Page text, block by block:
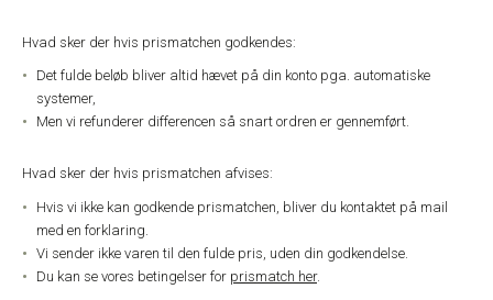
Hvad sker der hvis prismatchen godkendes:
Det fulde beløb bliver altid hævet på din konto pga. automatiske
systemer,
Men vi refunderer differencen så snart ordren er gennemført.
Hvad sker der hvis prismatchen afvises:
Hvis vi ikke kan godkende prismatchen, bliver du kontaktet på mail
med en forklaring.
Vi sender ikke varen til den fulde pris, uden din godkendelse.
Du kan se vores betingelser for prismatch her.